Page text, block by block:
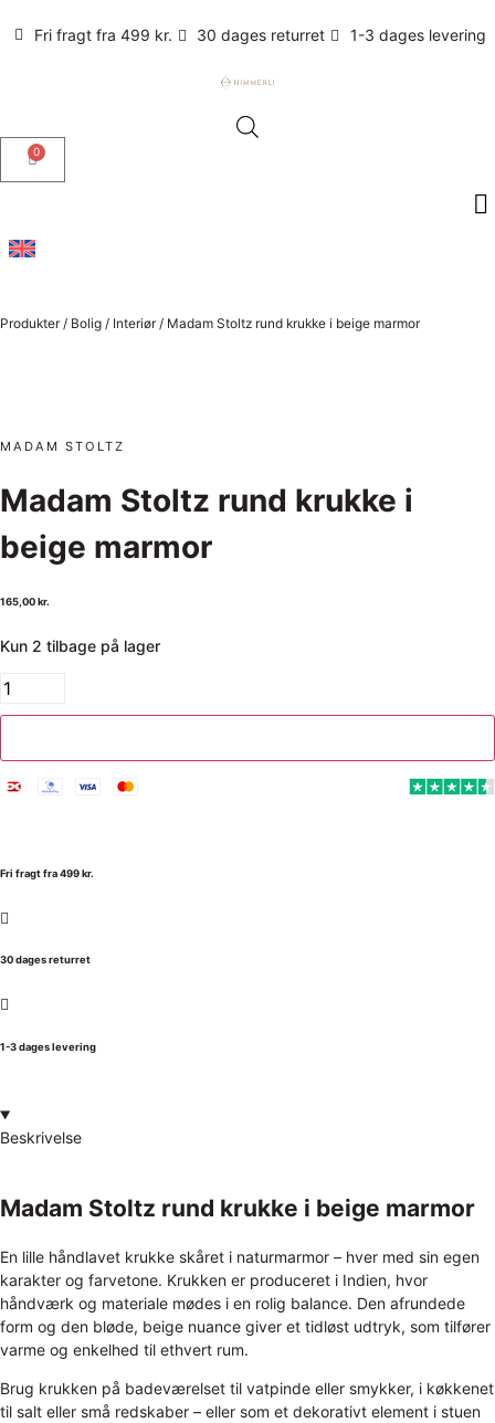
Fri fragt fra 499 kr. 30 dages returret 1-3 dages levering
0
Produkter / Bolig / Interiør / Madam Stoltz rund krukke i beige marmor
MADAM STOLTZ
Madam Stoltz rund krukke i
beige marmor
165,00kr.
Kun 2 tilbage på lager
Fri fragt fra 499 kr.
30 dages returret
1-3 dages levering
Beskrivelse
Madam Stoltz rund krukke i beige marmor
En lille håndlavet krukke skåret i naturmarmor – hver med sin egen
karakter og farvetone. Krukken er produceret i Indien, hvor
håndværk og materiale mødes i en rolig balance. Den afrundede
form og den bløde, beige nuance giver et tidløst udtryk, som tilfører
varme og enkelhed til ethvert rum.
Brug krukken på badeværelset til vatpinde eller smykker, i køkkenet
til salt eller små redskaber – eller som et dekorativt element i stuen